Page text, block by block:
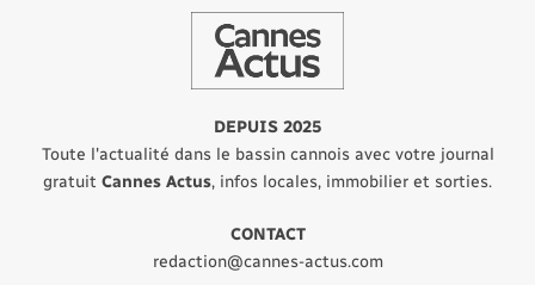
DEPUIS 2025
Toute l'actualité dans le bassin cannois avec votre journal
gratuit Cannes Actus, infos locales, immobilier et sorties.
CONTACT
redaction@cannes-actus.com